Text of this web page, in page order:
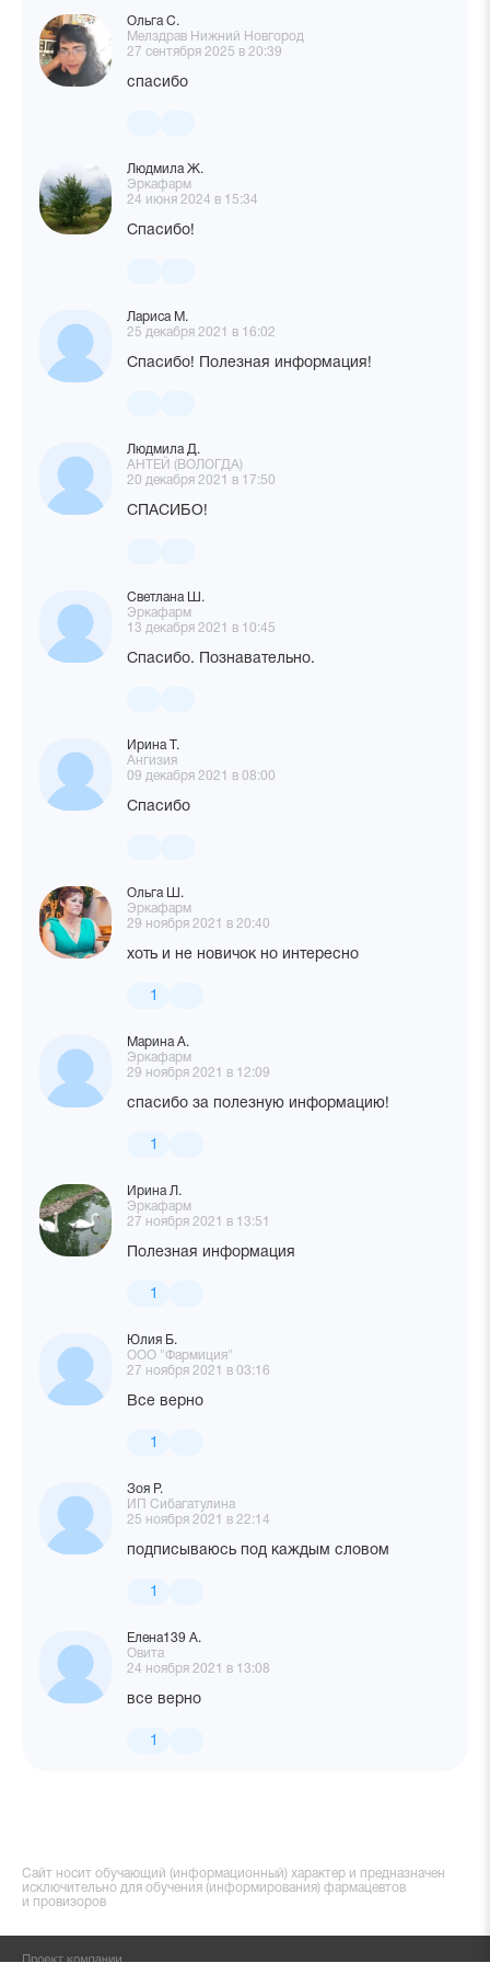
Ольга С.
Мелздрав Нижний Новгород
27 сентября 2025 в 20:39
спасибо
Людмила Ж.
Эркафарм
24 июня 2024 в 15:34
Спасибо!
Лариса М.
25 декабря 2021 в 16:02
Спасибо! Полезная информация!
Людмила Д.
АНТЕЙ (ВОЛОГДА)
20 декабря 2021 в 17:50
СПАСИБО!
Светлана Ш.
Эркафарм
13 декабря 2021 в 10:45
Спасибо. Познавательно.
Ирина Т.
Ангизия
09 декабря 2021 в 08:00
Спасибо
Ольга Ш.
Эркафарм
29 ноября 2021 в 20:40
хоть и не новичок но интересно
1
Марина А.
Эркафарм
29 ноября 2021 в 12:09
спасибо за полезную информацию!
1
Ирина Л.
Эркафарм
27 ноября 2021 в 13:51
Полезная информация
1
Юлия Б.
ООО "Фармиция"
27 ноября 2021 в 03:16
Все верно
1
Зоя Р.
ИП Сибагатулина
25 ноября 2021 в 22:14
подписываюсь под каждым словом
1
Елена139 А.
Овита
24 ноября 2021 в 13:08
все верно
1
Сайт носит обучающий (информационный) характер и предназначен
исключительно для обучения (информирования) фармацевтов
и провизоров